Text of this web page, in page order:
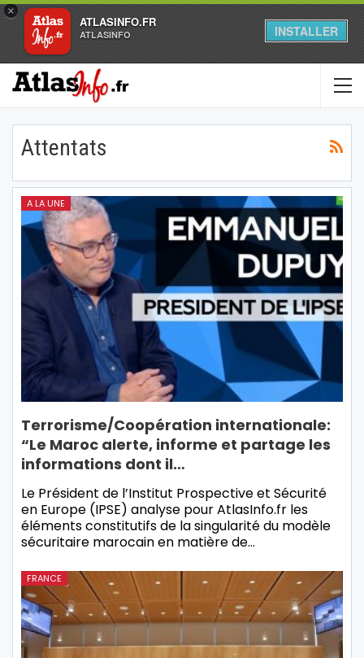
×
ATLASINFO.FR
ATLASINFO INSTALLER
Attentats
A LA UNE
Terrorisme/Coopération internationale:
“Le Maroc alerte, informe et partage les
informations dont il…
Le Président de l’Institut Prospective et Sécurité
en Europe (IPSE) analyse pour AtlasInfo.fr les
éléments constitutifs de la singularité du modèle
sécuritaire marocain en matière de…
FRANCE